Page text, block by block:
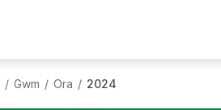
/ Gwm / Ora / 2024